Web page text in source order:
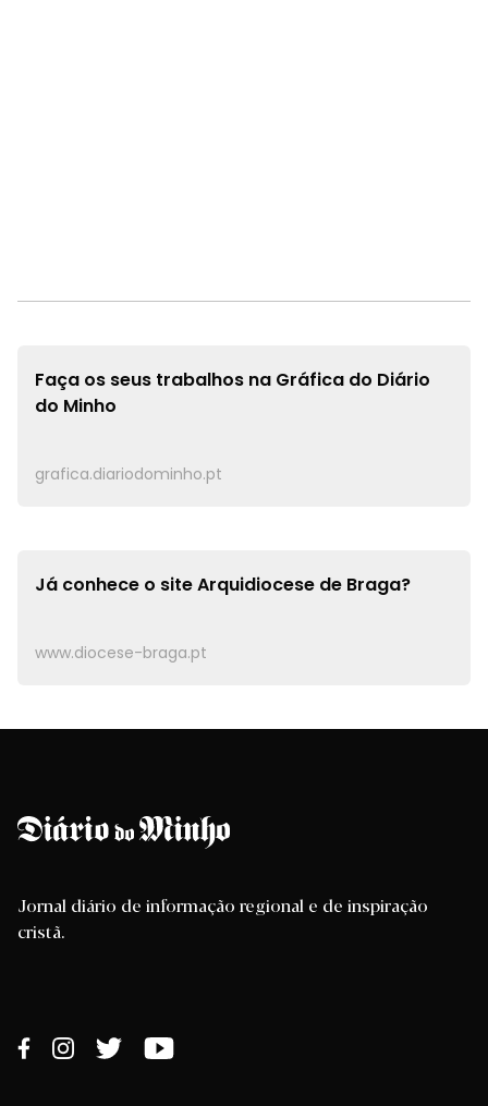
Faça os seus trabalhos na Gráfica do Diário
do Minho
grafica.diariodominho.pt
Já conhece o siteArquidiocese de Braga?
www.diocese-braga.pt
Jornal diário de informação regional e de inspiração
cristã.